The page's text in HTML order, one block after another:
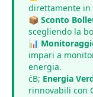
direttamente in
📦 Sconto
scegliendo la
📊
impari a
energia.
ċB;️ Energia
rinnovabili con